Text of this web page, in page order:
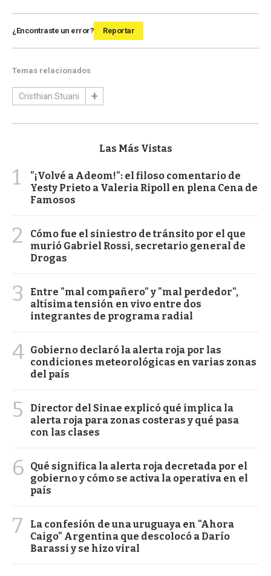
¿Encontraste un error? Reportar
Temas relacionados
Cristhian Stuani
Las Más Vistas
1
"¡Volvé a Adeom!": el filoso comentario de
Yesty Prieto a Valeria Ripoll en plena Cena de
Famosos
2
Cómo fue el siniestro de tránsito por el que
murió Gabriel Rossi, secretario general de
Drogas
3
Entre "mal compañero" y "mal perdedor",
altísima tensión en vivo entre dos
integrantes de programa radial
4 Gobierno declaró la alerta roja por las
condiciones meteorológicas en varias zonas
del país
5
Director del Sinae explicó qué implica la
alerta roja para zonas costeras y qué pasa
con las clases
6
Qué significa la alerta roja decretada por el
gobierno y cómo se activa la operativa en el
país
7
La confesión de una uruguaya en "Ahora
Caigo" Argentina que descolocó a Darío
Barassi y se hizo viral